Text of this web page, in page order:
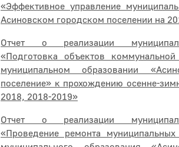
«Эффективное управление
Асиновском городском поселении на
Отчет о реализации
«Подготовка объектов
муниципальном образовании
поселение» к прохождению осенне-
2018, 2018-2019»
Отчет о реализации
«Проведение ремонта